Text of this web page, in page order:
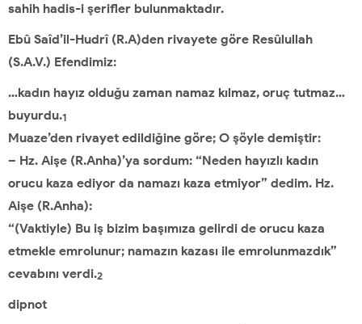
sahih hadis-i şerifler bulunmaktadır.
Ebû Saîd’il-Hudrî (R.A)den rivayete göre Resûlullah
(S.A.V.) Efendimiz:
…kadın hayız olduğu zaman namaz kılmaz, oruç tutmaz…
buyurdu.1
Muaze’den rivayet edildiğine göre; O şöyle demiştir:
– Hz. Aişe (R.Anha)’ya sordum: “Neden hayızlı kadın
orucu kaza ediyor da namazı kaza etmiyor” dedim. Hz.
Aişe (R.Anha):
“(Vaktiyle) Bu iş bizim başımıza gelirdi de orucu kaza
etmekle emrolunur; namazın kazası ile emrolunmazdık”
cevabını verdi.2
dipnot